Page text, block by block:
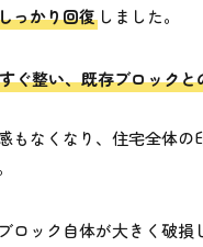
っかり回復しました。
ぐ整い、既存ブロック
もなくなり、住宅全体の
ロック自体が大きく破損